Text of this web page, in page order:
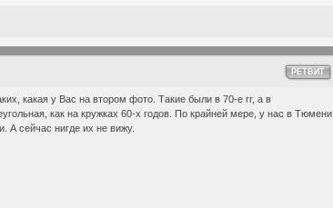
РЕТВИТ
какая у Вас на втором фото. Такие были в 70-е гг, а в
как на кружках 60-х годов. По крайней мере, у нас в Тюмени
А сейчас нигде их не вижу.